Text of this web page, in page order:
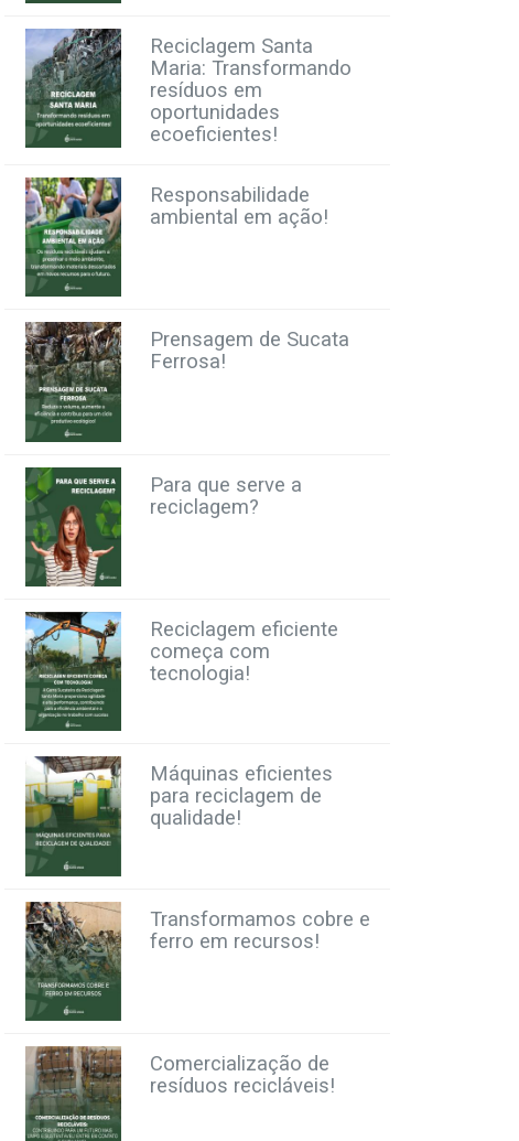
Reciclagem Santa
Maria: Transformando
resíduos em
oportunidades
ecoeficientes!
Responsabilidade
ambiental em ação!
Prensagem de Sucata
Ferrosa!
Para que serve a
reciclagem?
Reciclagem eficiente
começa com
tecnologia!
Máquinas eficientes
para reciclagem de
qualidade!
Transformamos cobre e
ferro em recursos!
Comercialização de
resíduos recicláveis!